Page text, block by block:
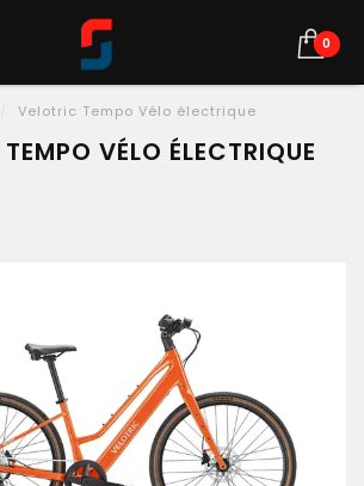
0
Velotric Tempo Vélo électrique
VÉLO ÉLECTRIQUE